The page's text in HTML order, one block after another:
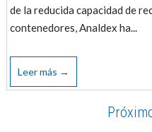
de la reducida capacidad de
contenedores, Analdex ha...
Leer más →